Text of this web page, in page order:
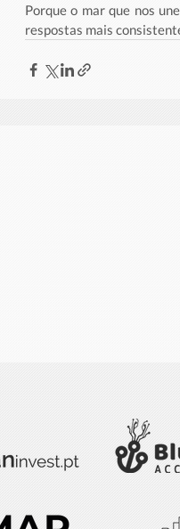
Porque o mar que nos
respostas mais